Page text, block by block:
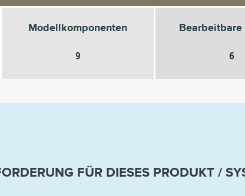
Modellkomponenten
9 6
FÜR DIESES PRODUKT /